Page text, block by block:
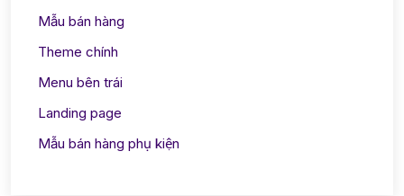
Mẫu bán hàng
Theme chính
Menu bên trái
Landing page
Mẫu bán hàng phụ kiện